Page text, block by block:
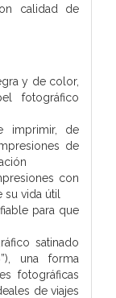
calidad de
y de color,
fotográfico
imprimir, de
de
con
vida útil
para que
satinado
una forma
fotográficas
de viajes